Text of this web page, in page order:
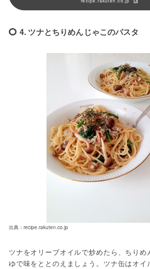
4. ツナとちりめんじゃこのパスタ
出典：recipe.rakuten.co.jp
ツナをオリーブオイルで炒めたら、ちりめ
ゆで味をととのえましょう。ツナ缶はオイ